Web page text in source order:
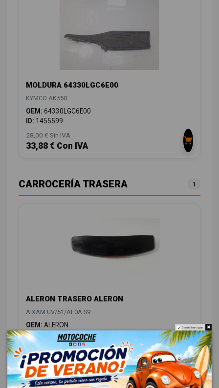
MOLDURA 64330LGC6E00
KYMCO AK550
OEM: 64330LGC6E00
ID: 1455599
28,00 € Sin IVA
33,88 € Con IVA
CARROCERÍA TRASERA 1
ALERON TRASERO ALERON
AIXAM UV/51/AF0A S9
OEM: ALERON
ID: 1206547
48,00 € Sin IVA
58,08 € Con IVA
Do not show again.